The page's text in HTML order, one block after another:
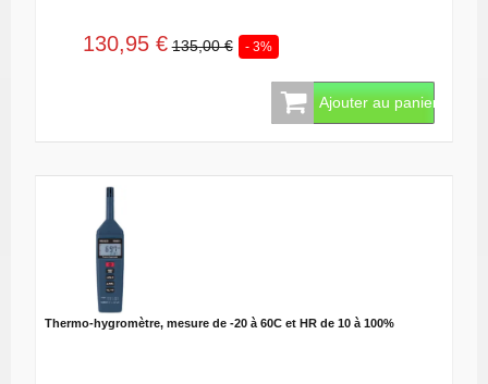
130,95 € 135,00 € - 3%
Ajouter au panier
Thermo-hygromètre, mesure de -20 à 60C et HR de 10 à 100%